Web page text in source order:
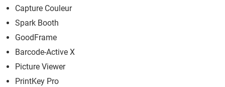
Capture Couleur
Spark Booth
GoodFrame
Barcode-Active X
Picture Viewer
PrintKey Pro